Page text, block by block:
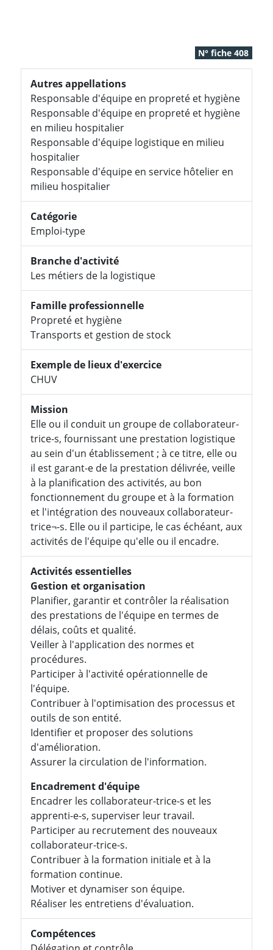
N° fiche 408
Autres appellations
Responsable d'équipe en propreté et hygiène
Responsable d'équipe en propreté et hygiène
en milieu hospitalier
Responsable d'équipe logistique en milieu
hospitalier
Responsable d'équipe en service hôtelier en
milieu hospitalier
Catégorie
Emploi-type
Branche d'activité
Les métiers de la logistique
Famille professionnelle
Propreté et hygiène
Transports et gestion de stock
Exemple de lieux d'exercice
CHUV
Mission
Elle ou il conduit un groupe de collaborateur-
trice-s, fournissant une prestation logistique
au sein d'un établissement ; à ce titre, elle ou
il est garant-e de la prestation délivrée, veille
à la planification des activités, au bon
fonctionnement du groupe et à la formation
et l'intégration des nouveaux collaborateur-
trice¬-s. Elle ou il participe, le cas échéant, aux
activités de l'équipe qu'elle ou il encadre.
Activités essentielles
Gestion et organisation
Planifier, garantir et contrôler la réalisation
des prestations de l'équipe en termes de
délais, coûts et qualité.
Veiller à l'application des normes et
procédures.
Participer à l'activité opérationnelle de
l'équipe.
Contribuer à l'optimisation des processus et
outils de son entité.
Identifier et proposer des solutions
d'amélioration.
Assurer la circulation de l'information.
Encadrement d'équipe
Encadrer les collaborateur-trice-s et les
apprenti-e-s, superviser leur travail.
Participer au recrutement des nouveaux
collaborateur-trice-s.
Contribuer à la formation initiale et à la
formation continue.
Motiver et dynamiser son équipe.
Réaliser les entretiens d'évaluation.
Compétences